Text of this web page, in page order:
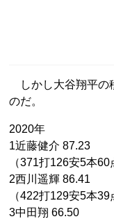
しかし大谷翔平の
のだ。
2020年
1近藤健介 87.23
（371打126安5本
2西川遥輝 86.41
（422打129安5本
3中田翔 66.50